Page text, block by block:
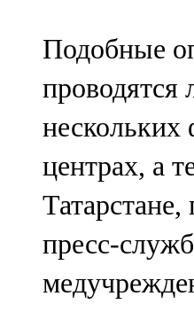
107,7 FM
Чистай
103,0 FM
Чүпрәле
91,0 FM
Шәмәрдән
102,3 FM
Подобные
проводятся
нескольких
центрах, а
Татарстане,
пресс-